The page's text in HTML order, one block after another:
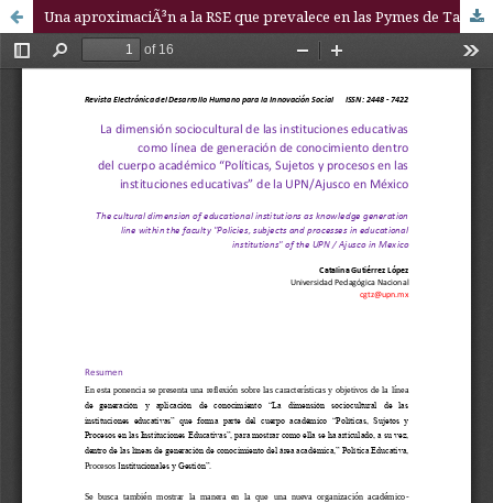
Una aproximaciÃ³n a la RSE que prevalece en las Pymes de Tabasco, MÃ©xico